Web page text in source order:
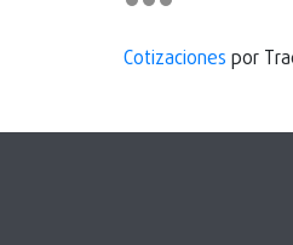
Cotizaciones por